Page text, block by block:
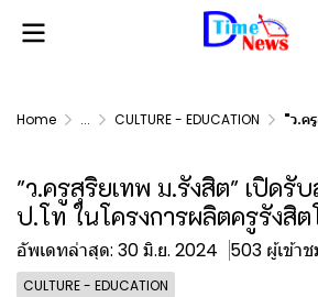
Home ... CULTURE - EDUCATION "ว.ครูสุริยเทพ
"ว.ครูสุริยเทพ ม.รังสิต" เปิดรั
ป.โท ในโครงการผลิตครูรังสิต
อัพเดทล่าสุด: 30 มิ.ย. 2024 503 ผู้เข้าช
CULTURE - EDUCATION